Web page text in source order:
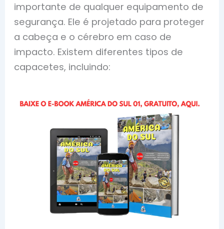
importante de qualquer equipamento de
segurança. Ele é projetado para proteger
a cabeça e o cérebro em caso de
impacto. Existem diferentes tipos de
capacetes, incluindo: